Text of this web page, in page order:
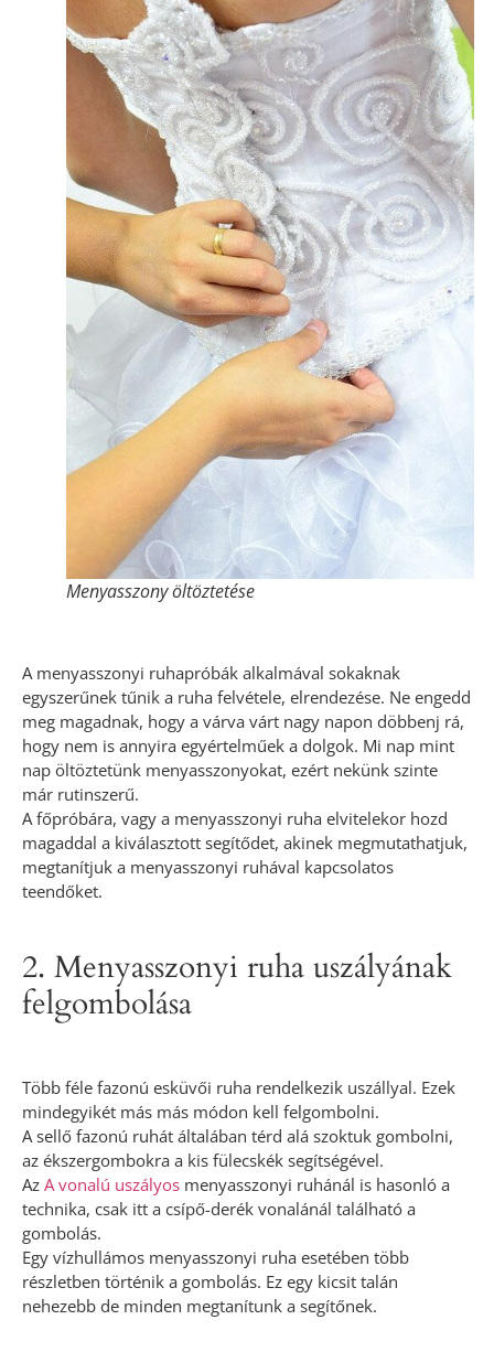
Menyasszony öltöztetése
A menyasszonyi ruhapróbák alkalmával sokaknak
egyszerűnek tűnik a ruha felvétele, elrendezése. Ne engedd
meg magadnak, hogy a várva várt nagy napon döbbenj rá,
hogy nem is annyira egyértelműek a dolgok. Mi nap mint
nap öltöztetünk menyasszonyokat, ezért nekünk szinte
már rutinszerű.
A főpróbára, vagy a menyasszonyi ruha elvitelekor hozd
magaddal a kiválasztott segítődet, akinek megmutathatjuk,
megtanítjuk a menyasszonyi ruhával kapcsolatos
teendőket.
2. Menyasszonyi ruha uszályának
felgombolása
Több féle fazonú esküvői ruha rendelkezik uszállyal. Ezek
mindegyikét más más módon kell felgombolni.
A sellő fazonú ruhát általában térd alá szoktuk gombolni,
az ékszergombokra a kis fülecskék segítségével.
Az A vonalú uszályos menyasszonyi ruhánál is hasonló a
technika, csak itt a csípő-derék vonalánál található a
gombolás.
Egy vízhullámos menyasszonyi ruha esetében több
részletben történik a gombolás. Ez egy kicsit talán
nehezebb de minden megtanítunk a segítőnek.